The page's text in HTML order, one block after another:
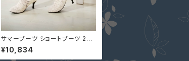
サマーブーツ ショートブーツ 23c
m-26.5cm ヒール 即納 （足首部
細め注意）304497
¥10,834